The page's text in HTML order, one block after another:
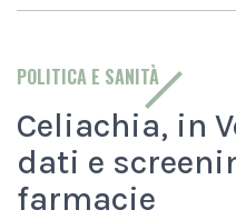
POLITICA E SANITÀ
Celiachia, in
dati e
farmacie